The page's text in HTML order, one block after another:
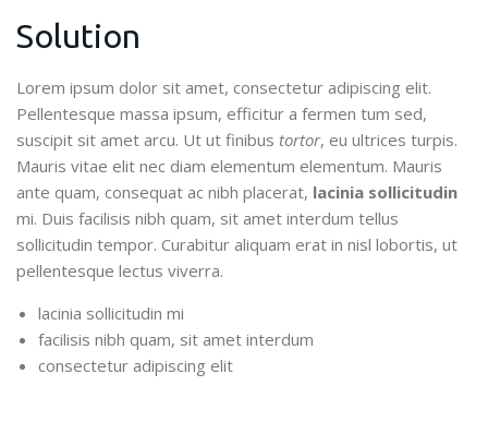
Solution
Lorem ipsum dolor sit amet, consectetur adipiscing elit.
Pellentesque massa ipsum, efficitur a fermen tum sed,
suscipit sit amet arcu. Ut ut finibus tortor, eu ultrices turpis.
Mauris vitae elit nec diam elementum elementum. Mauris
ante quam, consequat ac nibh placerat, lacinia sollicitudin
mi. Duis facilisis nibh quam, sit amet interdum tellus
sollicitudin tempor. Curabitur aliquam erat in nisl lobortis, ut
pellentesque lectus viverra.
lacinia sollicitudin mi
facilisis nibh quam, sit amet interdum
consectetur adipiscing elit